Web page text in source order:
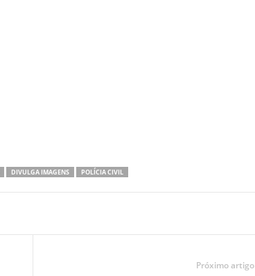
DIVULGA IMAGENS POLÍCIA CIVIL
Próximo artigo